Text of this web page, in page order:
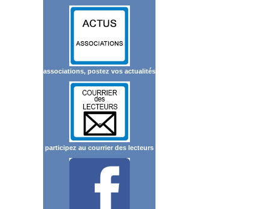
associations, postez vos actualités
participez au courrier des lecteurs